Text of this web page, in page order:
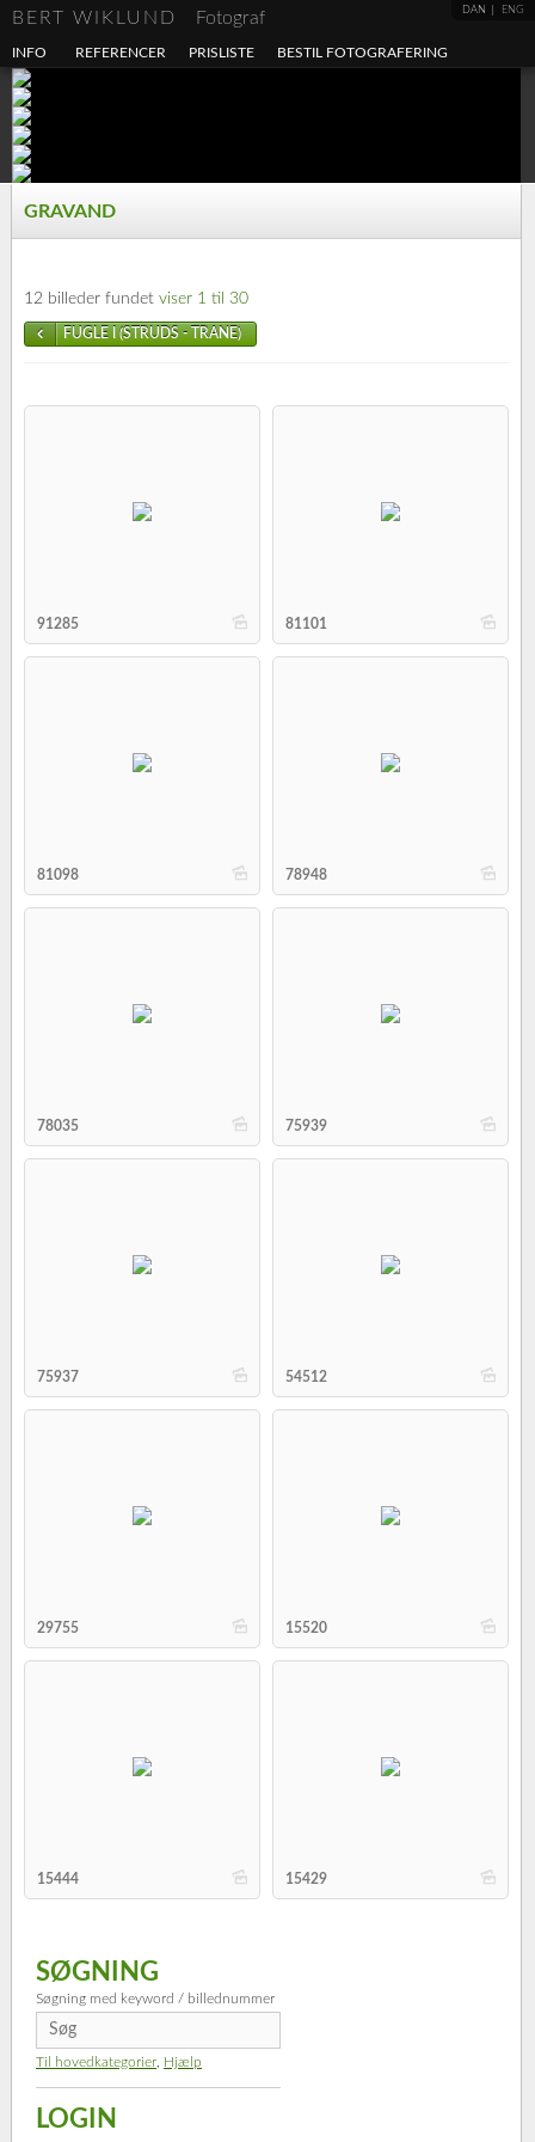
DAN ENG
BERT WIKLUND Fotograf
INFO REFERENCER PRISLISTE BESTIL FOTOGRAFERING
GRAVAND
12 billeder fundet viser 1 til 30
FUGLE I (STRUDS - TRANE)
b
91285 b
81101
b
81098 b
78948
b
78035 b
75939
b
75937 b
54512
b
29755 b
15520
b
15444 b
15429
SØGNING
Søgning med keyword / billednummer
Til hovedkategorier Hjælp
LOGIN